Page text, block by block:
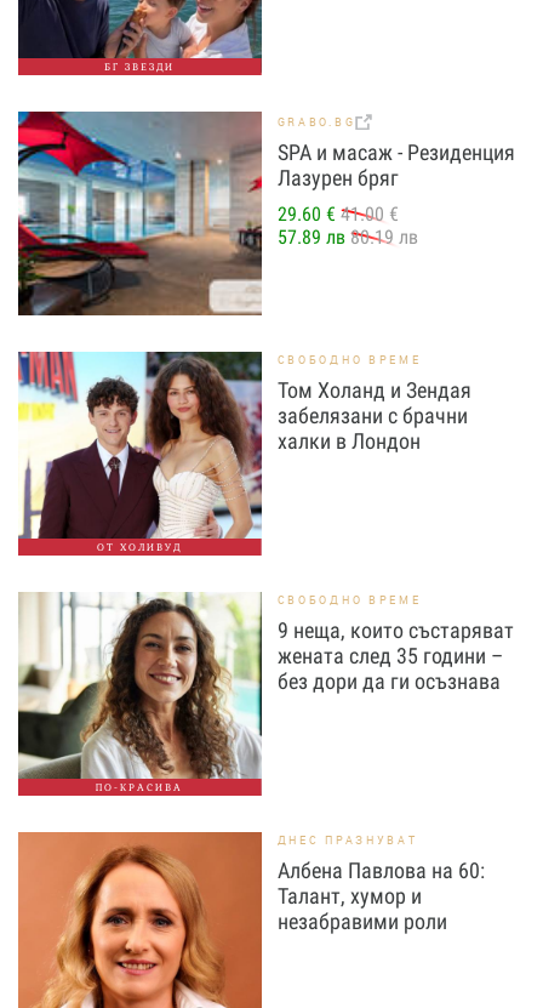
БГ ЗВЕЗДИ
GRABO.BG
SPA и масаж - Резиденция
Лазурен бряг
29.60 € 41.00 €
57.89 лв 80.19 лв
ОТ ХОЛИВУД
СВОБОДНО ВРЕМЕ
Том Холанд и Зендая
забелязани с брачни
халки в Лондон
ПО-КРАСИВА
СВОБОДНО ВРЕМЕ
9 неща, които състаряват
жената след 35 години –
без дори да ги осъзнава
ДНЕС ПРАЗНУВАТ
Албена Павлова на 60:
Талант, хумор и
незабравими роли